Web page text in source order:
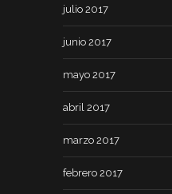
julio 2017
junio 2017
mayo 2017
abril 2017
marzo 2017
febrero 2017